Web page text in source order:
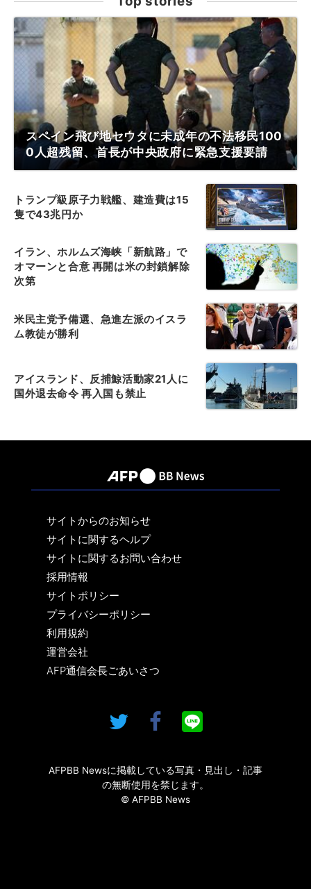
スペイン飛び地セウタに未成年の不法移民100
0人超残留、首長が中央政府に緊急支援要請
トランプ級原子力戦艦、建造費は15
隻で43兆円か
イラン、ホルムズ海峡「新航路」で
オマーンと合意 再開は米の封鎖解除
次第
米民主党予備選、急進左派のイスラ
ム教徒が勝利
アイスランド、反捕鯨活動家21人に
国外退去命令 再入国も禁止
サイトからのお知らせ
サイトに関するヘルプ
サイトに関するお問い合わせ
採用情報
サイトポリシー
プライバシーポリシー
利用規約
運営会社
AFP通信会長ごあいさつ
AFPBB Newsに掲載している写真・見出し・記事
の無断使用を禁じます。
© AFPBB News